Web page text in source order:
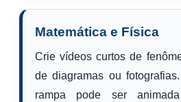
Matemática e Física
Crie vídeos curtos de
de diagramas ou
rampa pode ser